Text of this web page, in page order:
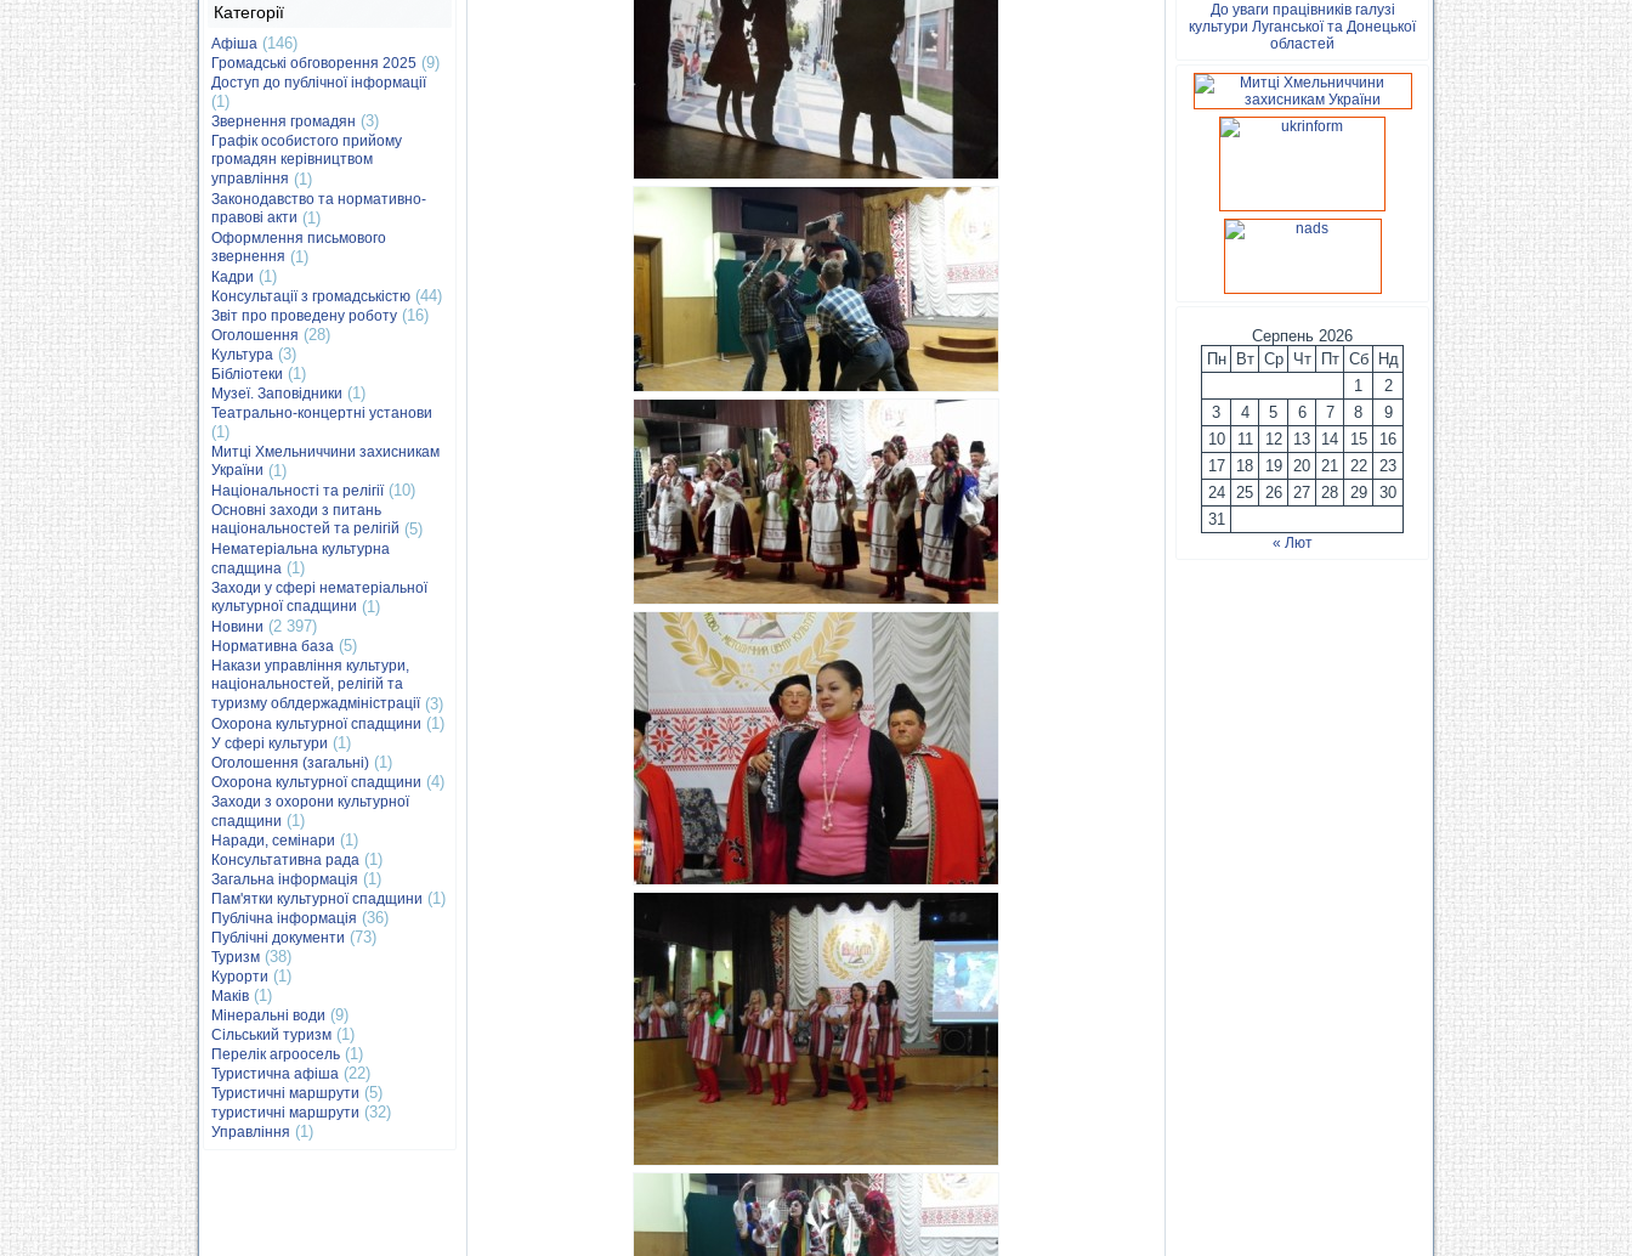
Категорії
Афіша (146)
Громадські обговорення 2025 (9)
Доступ до публічної інформації
(1)
Звернення громадян (3)
Графік особистого прийому
громадян керівництвом
управління (1)
Законодавство та нормативно-
правові акти (1)
Оформлення письмового
звернення (1)
Кадри (1)
Консультації з громадськістю (44)
Звіт про проведену роботу (16)
Оголошення (28)
Культура (3)
Бібліотеки (1)
Музеї. Заповідники (1)
Театрально-концертні установи
(1)
Митці Хмельниччини захисникам
України (1)
Національності та релігії(10)
Основні заходи з питань
національностей та релігій (5)
Нематеріальна культурна
спадщина (1)
Заходи у сфері нематеріальної
культурної спадщини (1)
Новини (2 397)
Нормативна база (5)
Накази управління культури,
національностей, релігій та
туризму облдержадміністрації(3)
Охорона культурної спадщини (1)
У сфері культури (1)
Оголошення (загальні) (1)
Охорона культурної спадщини (4)
Заходи з охорони культурної
спадщини (1)
Наради, семінари (1)
Консультативна рада (1)
Загальна інформація (1)
Пам'ятки культурної спадщини (1)
Публічна інформація (36)
Публічні документи (73)
Туризм (38)
Курорти (1)
Маків (1)
Мінеральні води (9)
Сільський туризм (1)
Перелік агроосель (1)
Туристична афіша (22)
Туристичні маршрути (5)
туристичні маршрути (32)
Управління (1)
До уваги працівників галузі
культури Луганської та Донецької
областей
Серпень 2026
Пн
Вт Ср Чт Пт Сб
Нд
1
2
3
4 5 6 7 8
9
10
11 12 13 14 15
16
17
18 19 20 21 22
23
24
25 26 27 28 29
30
31
« Лют